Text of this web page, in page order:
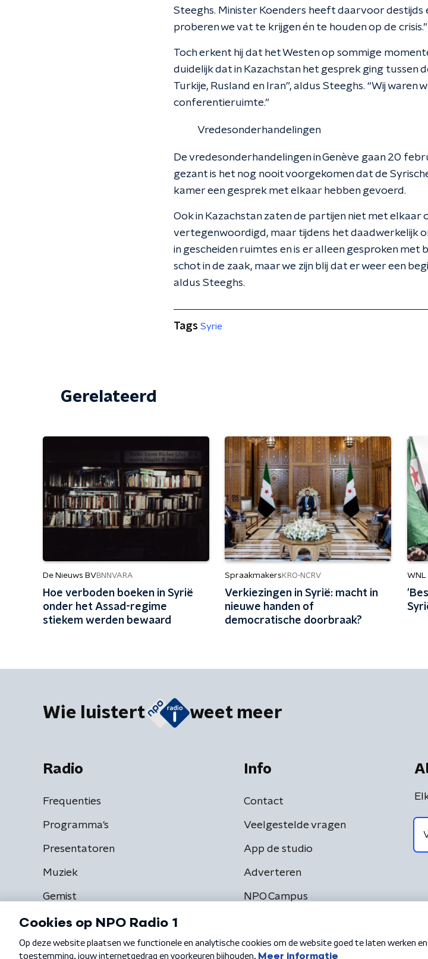
Steeghs. Minister Koenders heeft daarvoor destijds
proberen we vat te krijgen én te houden op de crisis.”
Toch erkent hij dat het Westen op sommige
duidelijk dat in Kazachstan het gesprek ging tussen
Turkije, Rusland en Iran”, aldus Steeghs. “Wij waren
conferentieruimte.”
Vredesonderhandelingen
De vredesonderhandelingen in Genève gaan 20
gezant is het nog nooit voorgekomen dat de
kamer een gesprek met elkaar hebben gevoerd.
Ook in Kazachstan zaten de partijen niet met elkaar
vertegenwoordigd, maar tijdens het daadwerkelijk
in gescheiden ruimtes en is er alleen gesproken met
schot in de zaak, maar we zijn blij dat er weer een
aldus Steeghs.
Tags Syrie
Gerelateerd
De Nieuws BVBNNVARA
Hoe verboden boeken in Syrië
onder het Assad-regime
stiekem werden bewaard
Spraakmakers KRO-NCRV
Verkiezingen in Syrië: macht in
nieuwe handen of
democratische doorbraak?
WNL
Wie luistert weet meer
Radio
Frequenties
Programma's
Presentatoren
Muziek
Gemist
Info
Contact
Veelgestelde vragen
App de studio
Adverteren
NPO Campus